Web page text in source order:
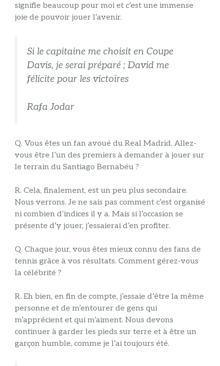
signifie beaucoup pour moi et c’est une immense
joie de pouvoir jouer l’avenir.
Si le capitaine me choisit en Coupe
Davis, je serai préparé ; David me
félicite pour les victoires
Rafa Jodar
Q. Vous êtes un fan avoué du Real Madrid. Allez-
vous être l’un des premiers à demander à jouer sur
le terrain du Santiago Bernabéu ?
R. Cela, finalement, est un peu plus secondaire.
Nous verrons. Je ne sais pas comment c’est organisé
ni combien d’indices il y a. Mais si l’occasion se
présente d’y jouer, j’essaierai d’en profiter.
Q. Chaque jour, vous êtes mieux connu des fans de
tennis grâce à vos résultats. Comment gérez-vous
la célébrité ?
R. Eh bien, en fin de compte, j’essaie d’être la même
personne et de m’entourer de gens qui
m’apprécient et qui m’aiment. Nous devons
continuer à garder les pieds sur terre et à être un
garçon humble, comme je l’ai toujours été.